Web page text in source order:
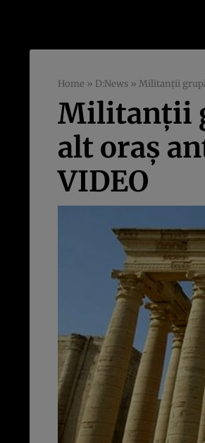
Home » D:News » Militanţii
Militanţii
alt oraş
VIDEO